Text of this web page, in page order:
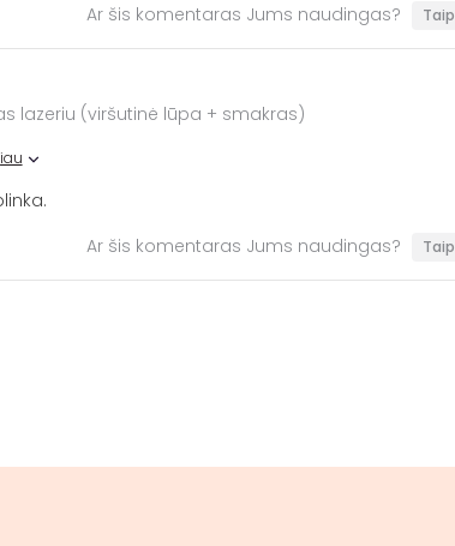
Ar šis komentaras Jums naudingas? Taip
lazeriu (viršutinė lūpa + smakras)
Ar šis komentaras Jums naudingas? Taip